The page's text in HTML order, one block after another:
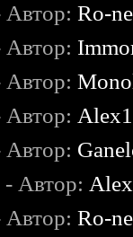
Автор:Ro-
Автор:
Автор:
Автор:
Автор:
- Автор:
Автор:Ro-